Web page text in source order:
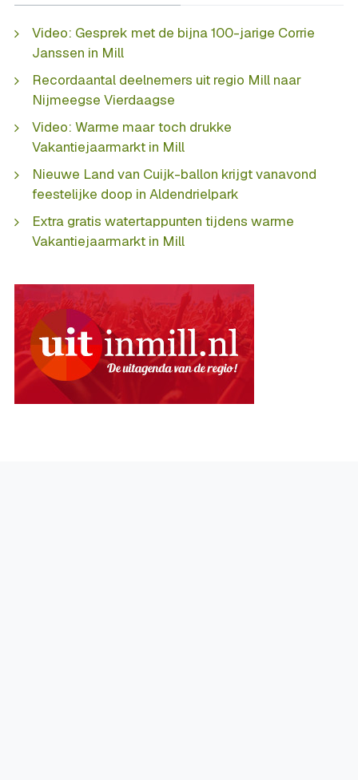
Video: Gesprek met de bijna 100-jarige Corrie
Janssen in Mill
Recordaantal deelnemers uit regio Mill naar
Nijmeegse Vierdaagse
Video: Warme maar toch drukke
Vakantiejaarmarkt in Mill
Nieuwe Land van Cuijk-ballon krijgt vanavond
feestelijke doop in Aldendrielpark
Extra gratis watertappunten tijdens warme
Vakantiejaarmarkt in Mill